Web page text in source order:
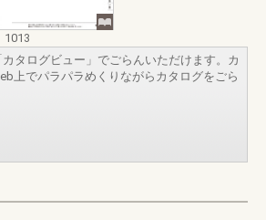
1013
タログビュー」でごらんいただけます。カ
上でパラパラめくりながらカタログをごら